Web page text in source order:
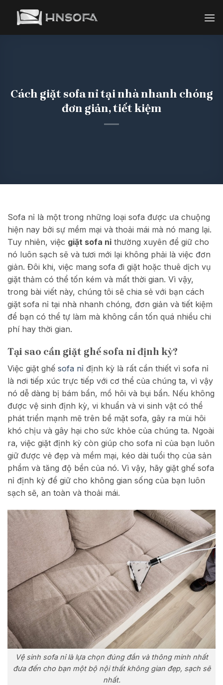
Cách giặt sofa nỉ tại nhà nhanh chóng
đơn giản, tiết kiệm
Sofa nỉ là một trong những loại sofa được ưa chuộng
hiện nay bởi sự mềm mại và thoải mái mà nó mang lại.
Tuy nhiên, việc giặt sofa nỉ thường xuyên để giữ cho
nó luôn sạch sẽ và tươi mới lại không phải là việc đơn
giản. Đôi khi, việc mang sofa đi giặt hoặc thuê dịch vụ
giặt thảm có thể tốn kém và mất thời gian. Vì vậy,
trong bài viết này, chúng tôi sẽ chia sẻ với bạn cách
giặt sofa nỉ tại nhà nhanh chóng, đơn giản và tiết kiệm
để bạn có thể tự làm mà không cần tốn quá nhiều chi
phí hay thời gian.
Tại sao cần giặt ghế sofa nỉ định kỳ?
Việc giặt ghế sofa nỉ định kỳ là rất cần thiết vì sofa nỉ
là nơi tiếp xúc trực tiếp với cơ thể của chúng ta, vì vậy
nó dễ dàng bị bám bẩn, mồ hôi và bụi bẩn. Nếu không
được vệ sinh định kỳ, vi khuẩn và vi sinh vật có thể
phát triển mạnh mẽ trên bề mặt sofa, gây ra mùi hôi
khó chịu và gây hại cho sức khỏe của chúng ta. Ngoài
ra, việc giặt định kỳ còn giúp cho sofa nỉ của bạn luôn
giữ được vẻ đẹp và mềm mại, kéo dài tuổi thọ của sản
phẩm và tăng độ bền của nó. Vì vậy, hãy giặt ghế sofa
nỉ định kỳ để giữ cho không gian sống của bạn luôn
sạch sẽ, an toàn và thoải mái.
Vệ sinh sofa nỉ là lựa chọn đúng đắn và thông minh nhất
đưa đến cho bạn một bộ nội thất không gian đẹp, sạch sẽ
nhất.